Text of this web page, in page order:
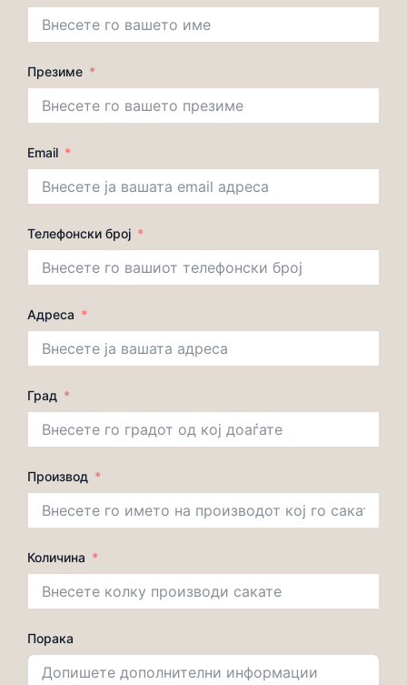
Презиме
Email
Телефонски број
Адреса
Град
Производ
Количина
Порака